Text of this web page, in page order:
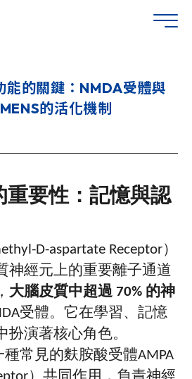
能的關鍵：NMDA受體與
的活化機制
重要性：記憶與認
D-aspartate Receptor）
神經元上的重要離子通道
大腦皮質中超過70% 的神
受體。它在學習、記憶
扮演著核心角色。
種常見的麩胺酸受體AMPA